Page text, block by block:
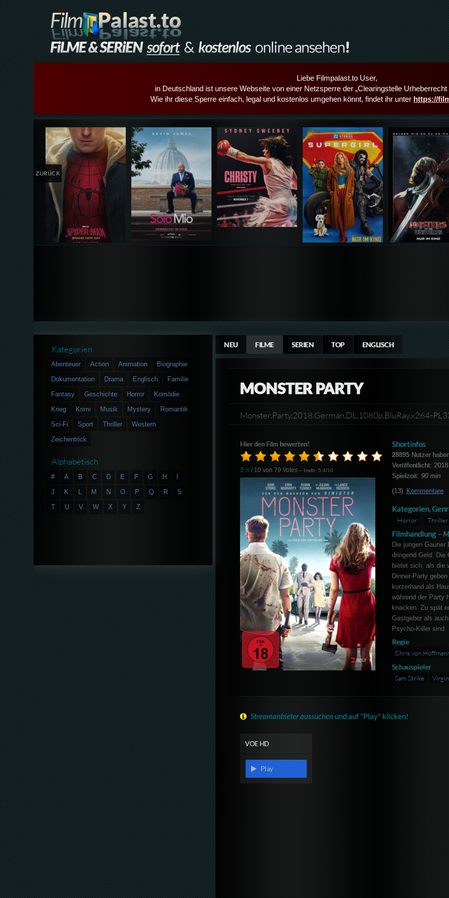
Liebe Filmpalast.to User,
in Deutschland ist unsere Webseite von einer Netzsperre der „Clearingstelle Urheberrecht
Wie ihr diese Sperre einfach, legal und kostenlos umgehen könnt, findet ihr unter https://
Details,Play Details,Play Details,Play Details,Play Details,Play
ZURÜCK
NEU FILME SERIEN TOP ENGLISCH
MONSTER PARTY
Monster.Party.2018.German.DL.1080p.BluRay.x264-
Hier den Film bewerten!
5.8 / 10 von79 Votes – Imdb: 5.4/10
Shortinfos
28895Nutzer
Veröffentlicht: 2018
Spielzeit: 90 min
(13) Kommentare
Kategorien,
Horror Thriller
Filmhandlung –
Die jungen Gauner
dringend Geld. Die
bietet sich, als die
Dinner-Party
kurzerhand als
während der Party
knacken. Zu spät
Gastgeber als
Psycho-Killer sind.
Regie
Chris von
Schauspieler
Sam Strike
Streamanbieter aussuchen und auf "Play" klicken!
VOE HD
Play
Kategorien
Abenteuer Action Animation
Biographie
Dokumentation
Drama Englisch
Familie
Fantasy
Geschichte Horror
Komödie
Krieg
Krimi Musik Mystery
Romantik
Sci-Fi
Sport Thriller
Western
Zeichentrick
Alphabetisch
# A B C D E F G H
J
K L M N O P Q R
S
T
U V W X Y Z